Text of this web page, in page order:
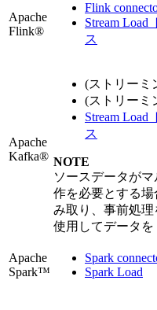
Apache
Flink®
Flink
Stream
ス
Apache
Kafka®
(ストリーミ
(ストリーミ
Stream
ス
NOTE
ソースデータが
作を必要とする
み取り、事前処
使用してデータを
Apache
Spark™
Spark
Spark Load